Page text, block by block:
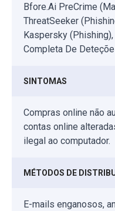
Bfore.Ai PreCrime
ThreatSeeker
Kaspersky
Completa De
SINTOMAS
Compras online não
contas online
ilegal ao computador.
MÉTODOS DE
E-mails enganosos,